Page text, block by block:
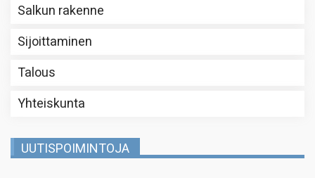
Salkun rakenne
Sijoittaminen
Talous
Yhteiskunta
UUTISPOIMINTOJA